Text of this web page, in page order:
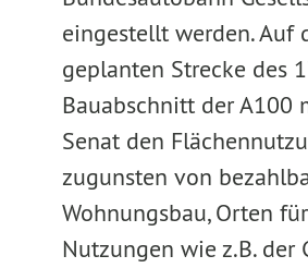
eingestellt werden. Auf
geplanten Strecke des
Bauabschnitt der A100
Senat den
zugunsten von
Wohnungsbau, Orten
Nutzungen wie z.B. der